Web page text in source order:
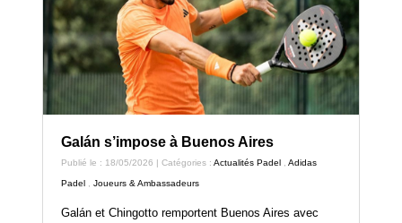
Galán s’impose à Buenos Aires
Publié le : 18/05/2026 | Catégories :Actualités Padel ,Adidas
Padel ,Joueurs & Ambassadeurs
Galán et Chingotto remportent Buenos Aires avec